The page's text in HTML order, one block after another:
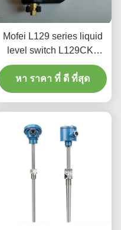
Mofei L129 series liquid
level switch L129CK1
maximum working
pressure 68,9kPa
หา ราคา ที่ ดี ที่สุด